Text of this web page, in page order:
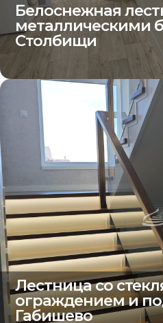
Белоснежная
металлическими
Столбищи
Лестница со
ограждением и
Габишево